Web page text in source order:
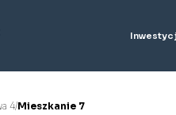
4/Mieszkanie 7